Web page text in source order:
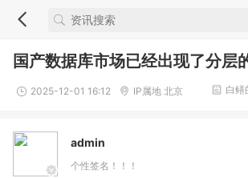
国产数据库市场已经出现了分层
2025-12-01 16:12 IP属地 北京 白鳝
admin
个性签名！！！